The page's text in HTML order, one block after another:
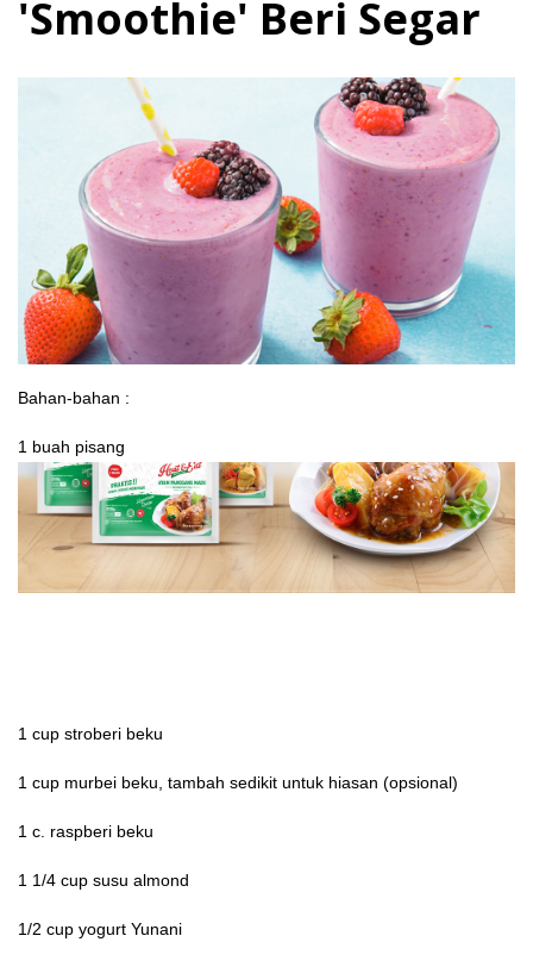
'Smoothie' Beri Segar
Bahan-bahan :
1 buah pisang
1 cup stroberi beku
1 cup murbei beku, tambah sedikit untuk hiasan (opsional)
1 c. raspberi beku
1 1/4 cup susu almond
1/2 cup yogurt Yunani